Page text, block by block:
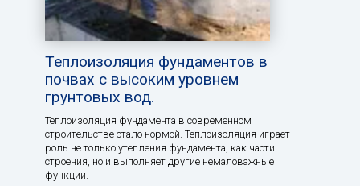
Теплоизоляция фундаментов в
почвах с высоким уровнем
грунтовых вод.
Теплоизоляция фундамента в современном
строительстве стало нормой. Теплоизоляция играет
роль не только утепления фундамента, как части
строения, но и выполняет другие немаловажные
функции.